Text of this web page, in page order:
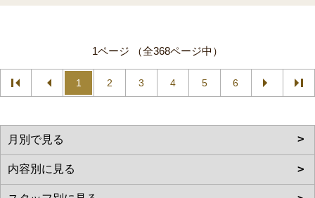
1ページ （全368ページ中）
1 2 3 4 5 6